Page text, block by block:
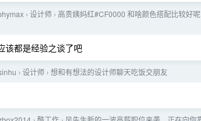
› 设计师 › 高贵姨妈红#CF0000 和啥颜色搭配比较好
该都是经验之谈了吧
› 设计师 › 想和有想法的设计师聊天吃饭交朋友